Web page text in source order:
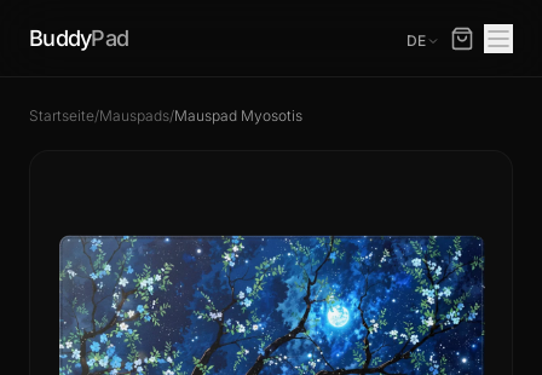
BuddyPad DE
Startseite/Mauspads/Mauspad Myosotis